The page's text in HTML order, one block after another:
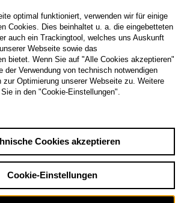
optimal funktioniert, verwenden wir für einige
Cookies. Dies beinhaltet u. a. die eingebetteten
auch ein Trackingtool, welches uns Auskunft
Webseite sowie das
bietet. Wenn Sie auf "Alle Cookies akzeptieren"
der Verwendung von technisch notwendigen
zur Optimierung unserer Webseite zu. Weitere
in den "Cookie-Einstellungen".
Cookies akzeptieren
Cookie-Einstellungen